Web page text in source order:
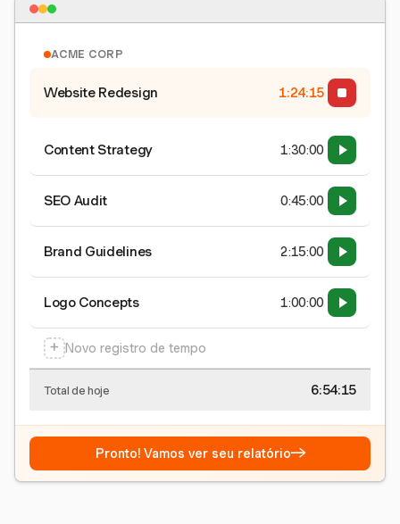
ACME CORP
Website Redesign 1:24:15
Content Strategy 1:30:00
SEO Audit 0:45:00
Brand Guidelines 2:15:00
Logo Concepts 1:00:00
+ Novo registro de tempo
Total de hoje 6:54:15
Pronto! Vamos ver seu relatório→